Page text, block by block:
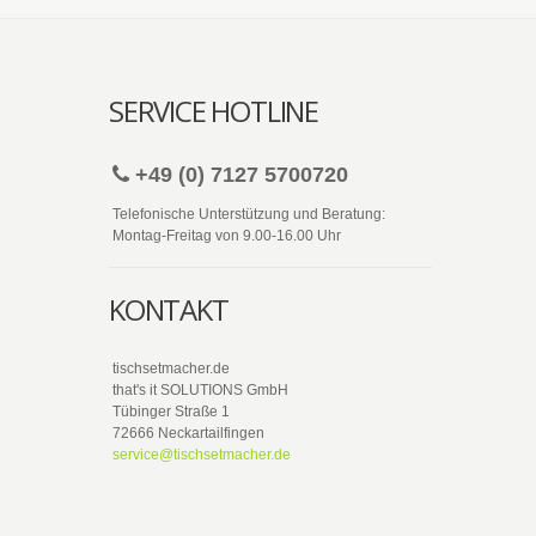
SERVICE HOTLINE
+49 (0) 7127 5700720
Telefonische Unterstützung und Beratung:
Montag-Freitag von 9.00-16.00 Uhr
KONTAKT
tischsetmacher.de
that's it SOLUTIONS GmbH
Tübinger Straße 1
72666 Neckartailfingen
service@tischsetmacher.de